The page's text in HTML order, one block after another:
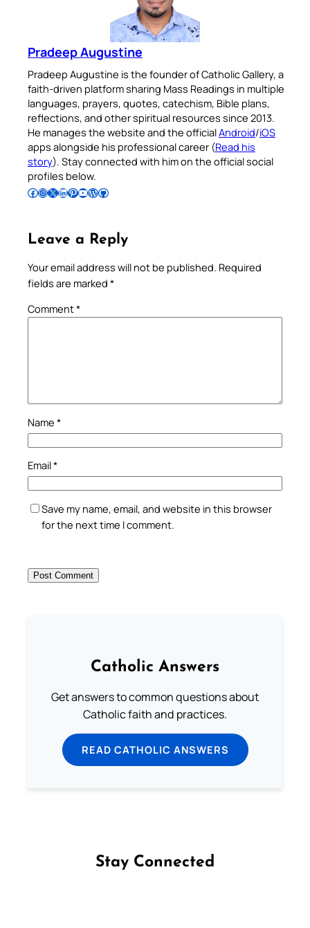
Pradeep Augustine
Pradeep Augustine is the founder of Catholic Gallery, a
faith-driven platform sharing Mass Readings in multiple
languages, prayers, quotes, catechism, Bible plans,
reflections, and other spiritual resources since 2013.
He manages the website and the officialAndroid/iOS
apps alongside his professional career (Read his
story). Stay connected with him on the official social
profiles below.
Follow Pradeep on Facebook Follow Pradeep on InstagramFollow Pradeep on X Follow Pradeep on LinkedIn Follow Pradeep on Pinterest Subscribe to Pradeep’s Youtube Channel Follow Pradeep on WordPress Follow Pradeep on GitHub
Leave a Reply
Your email address will not be published. Required
fields are marked *
Comment*
Name *
Email*
Save my name, email, and website in this browser
for the next time I comment.
Catholic Answers
Get answers to common questions about
Catholic faith and practices.
READ CATHOLIC ANSWERS
Stay Connected